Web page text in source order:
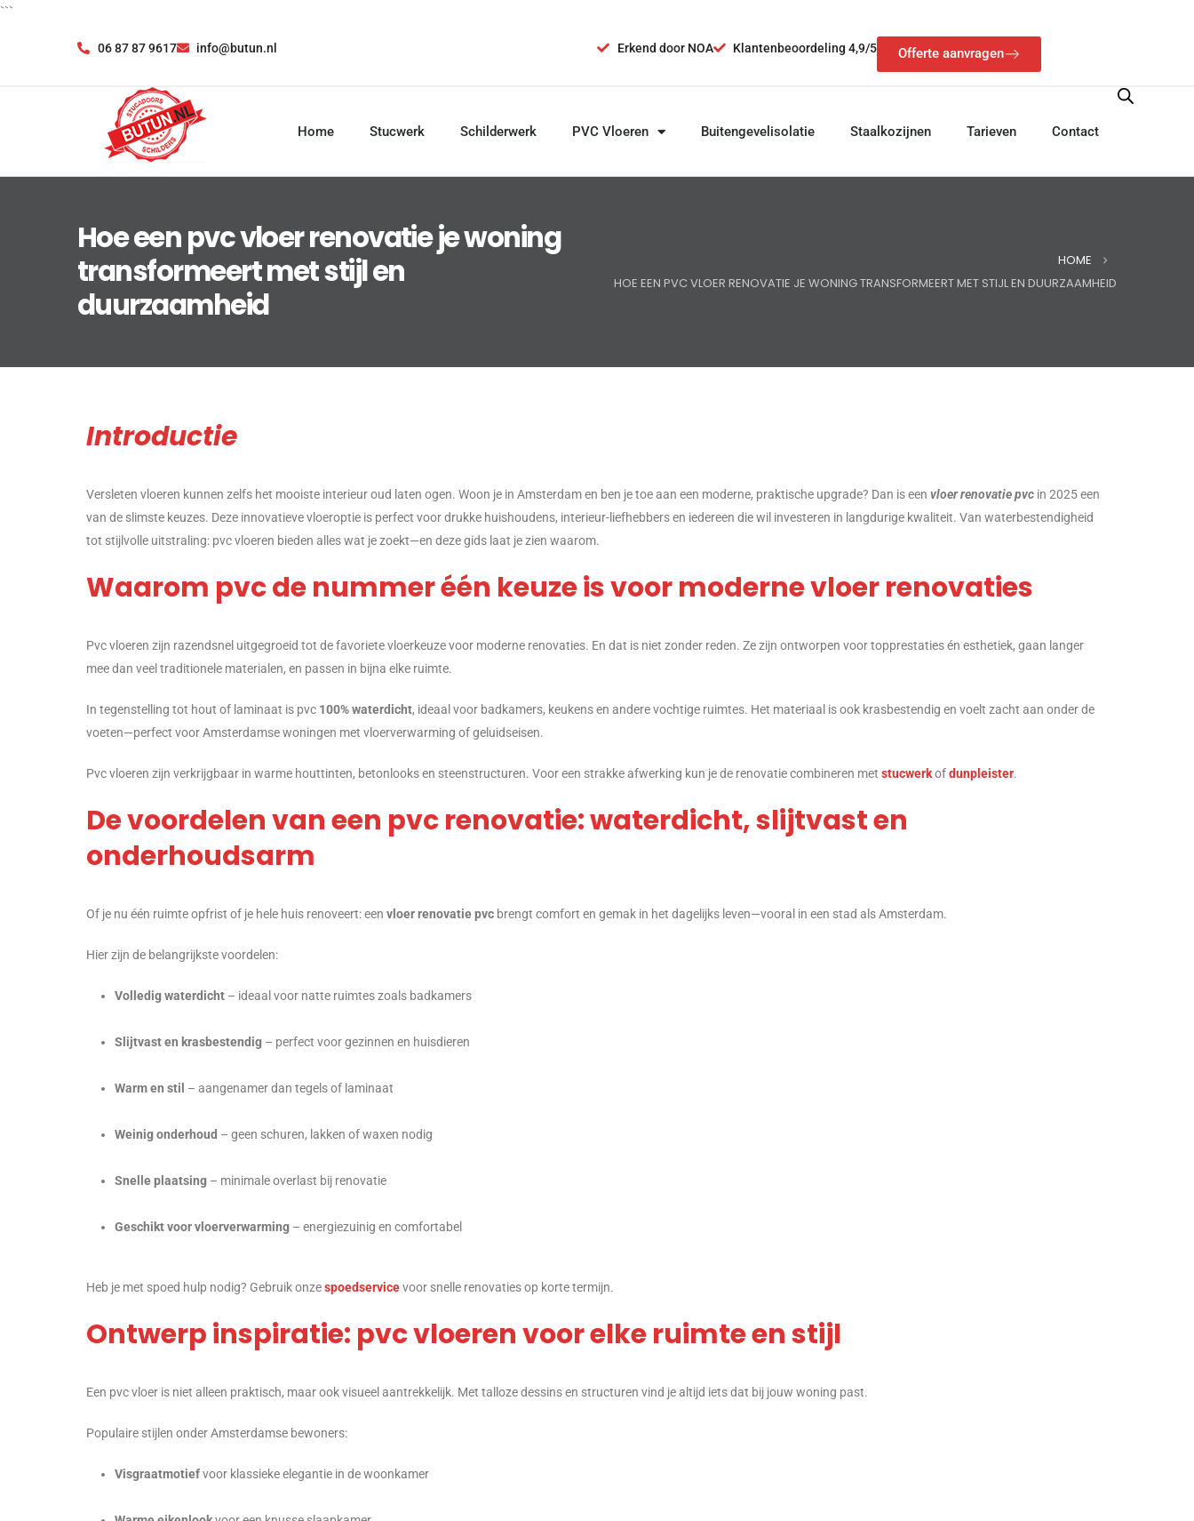
```
06 87 87 9617 info@butun.nl Erkend door NOA Klantenbeoordeling 4,9/5 Offerte aanvragen
Home Stucwerk Schilderwerk PVC Vloeren Buitengevelisolatie Staalkozijnen Tarieven Contact
Hoe een pvc vloer renovatie je woning
transformeert met stijl en
duurzaamheid
HOME
HOE EEN PVC VLOER RENOVATIE JE WONING TRANSFORMEERT MET STIJL EN DUURZAAMHEID
Introductie
Versleten vloeren kunnen zelfs het mooiste interieur oud laten ogen. Woon je in Amsterdam en ben je toe aan een moderne, praktische upgrade? Dan is een vloer renovatie pvc in 2025 een
van de slimste keuzes. Deze innovatieve vloeroptie is perfect voor drukke huishoudens, interieur-liefhebbers en iedereen die wil investeren in langdurige kwaliteit. Van waterbestendigheid
tot stijlvolle uitstraling: pvc vloeren bieden alles wat je zoekt—en deze gids laat je zien waarom.
Waarom pvc de nummer één keuze is voor moderne vloer renovaties
Pvc vloeren zijn razendsnel uitgegroeid tot de favoriete vloerkeuze voor moderne renovaties. En dat is niet zonder reden. Ze zijn ontworpen voor topprestaties én esthetiek, gaan langer
mee dan veel traditionele materialen, en passen in bijna elke ruimte.
In tegenstelling tot hout of laminaat is pvc 100% waterdicht, ideaal voor badkamers, keukens en andere vochtige ruimtes. Het materiaal is ook krasbestendig en voelt zacht aan onder de
voeten—perfect voor Amsterdamse woningen met vloerverwarming of geluidseisen.
Pvc vloeren zijn verkrijgbaar in warme houttinten, betonlooks en steenstructuren. Voor een strakke afwerking kun je de renovatie combineren met stucwerkofdunpleister.
De voordelen van een pvc renovatie: waterdicht, slijtvast en
onderhoudsarm
Of je nu één ruimte opfrist of je hele huis renoveert: een vloer renovatie pvc brengt comfort en gemak in het dagelijks leven—vooral in een stad als Amsterdam.
Hier zijn de belangrijkste voordelen:
Volledig waterdicht – ideaal voor natte ruimtes zoals badkamers
Slijtvast en krasbestendig – perfect voor gezinnen en huisdieren
Warm en stil – aangenamer dan tegels of laminaat
Weinig onderhoud – geen schuren, lakken of waxen nodig
Snelle plaatsing – minimale overlast bij renovatie
Geschikt voor vloerverwarming – energiezuinig en comfortabel
Heb je met spoed hulp nodig? Gebruik onzespoedservicevoor snelle renovaties op korte termijn.
Ontwerp inspiratie: pvc vloeren voor elke ruimte en stijl
Een pvc vloer is niet alleen praktisch, maar ook visueel aantrekkelijk. Met talloze dessins en structuren vind je altijd iets dat bij jouw woning past.
Populaire stijlen onder Amsterdamse bewoners:
Visgraatmotiefvoor klassieke elegantie in de woonkamer